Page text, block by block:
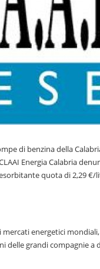
di benzina della
Energia Calabria
quota di 2,29
energetici mondiali,
grandi compagnie a